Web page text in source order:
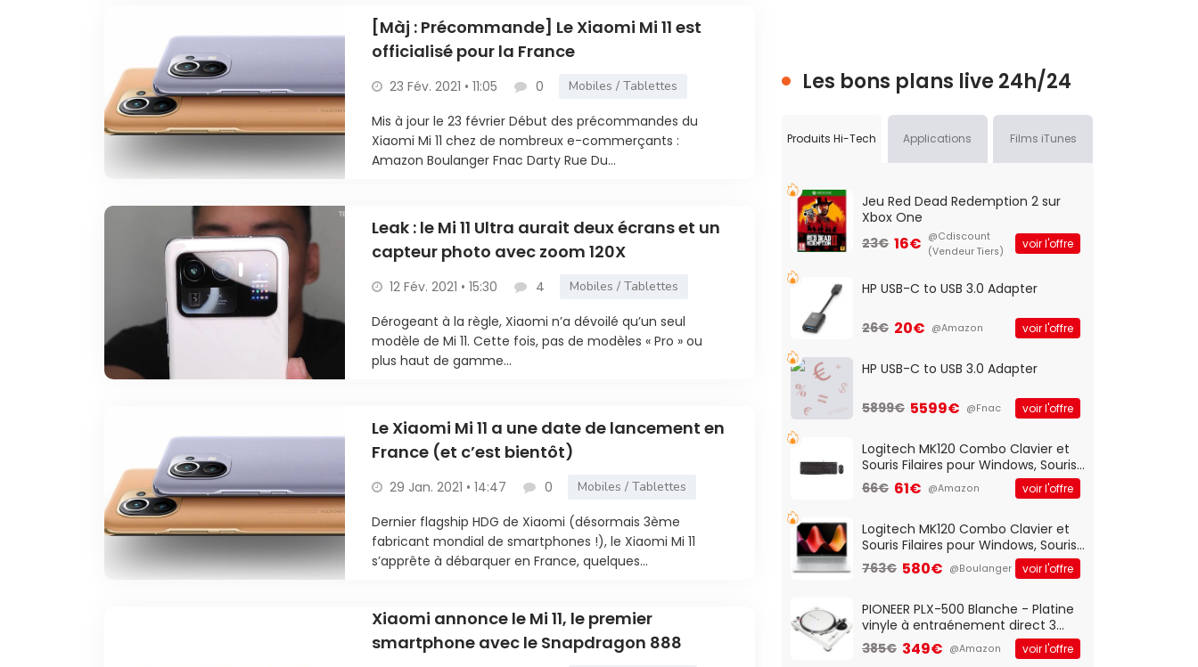
[Màj : Précommande] Le Xiaomi Mi 11 est
officialisé pour la France
23 Fév. 2021 • 11:05 0 Mobiles / Tablettes
Mis à jour le 23 février Début des précommandes du
Xiaomi Mi 11 chez de nombreux e-commerçants :
Amazon Boulanger Fnac Darty Rue Du...
Leak : le Mi 11 Ultra aurait deux écrans et un
capteur photo avec zoom 120X
12 Fév. 2021 • 15:30 4 Mobiles / Tablettes
Dérogeant à la règle, Xiaomi n’a dévoilé qu’un seul
modèle de Mi 11. Cette fois, pas de modèles « Pro » ou
plus haut de gamme...
Le Xiaomi Mi 11 a une date de lancement en
France (et c’est bientôt)
29 Jan. 2021 • 14:47 0 Mobiles / Tablettes
Dernier flagship HDG de Xiaomi (désormais 3ème
fabricant mondial de smartphones !), le Xiaomi Mi 11
s’apprête à débarquer en France, quelques...
Xiaomi annonce le Mi 11, le premier
smartphone avec le Snapdragon 888
Les bons plans live 24h/24
Produits Hi-Tech Applications Films iTunes
Jeu Red Dead Redemption 2 sur
Xbox One
23€ 16€ @Cdiscount
(Vendeur Tiers)
voir l'offre
HP USB-C to USB 3.0 Adapter
26€ 20€ @Amazon voir l'offre
HP USB-C to USB 3.0 Adapter
5899€ 5599€ @Fnac voir l'offre
Logitech MK120 Combo Clavier et
Souris Filaires pour Windows, Souris
Optique Filaire, Connexion USB Plug
And Play, Confortable, Taille
QWERTY UK - Noir
66€ 61€ @Amazon voir l'offre
Logitech MK120 Combo Clavier et
Souris Filaires pour Windows, Souris
Optique Filaire, Connexion USB Plug
And Play, Confortable, Taille
QWERTY UK - Noir
763€ 580€ @Boulanger voir l'offre
PIONEER PLX-500 Blanche - Platine
vinyle à entraénement direct 3
vitesses (33-45-78 trs/min) avec
pre-ampli intégré et port USB
385€ 349€ @Amazon voir l'offre